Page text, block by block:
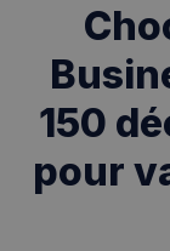
Recherche
Rechercher
RECHERCHES
Annuaire
150
pour